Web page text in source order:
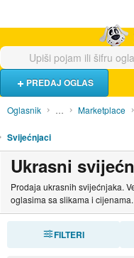
PREDAJ OGLAS
Oglasnik … Marketplace
Svijećnjaci
Ukrasni
Prodaja ukrasnih svijećnjaka.
oglasima sa slikama i cijenama.
FILTERI